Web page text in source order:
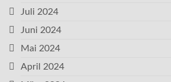
Juli 2024
Juni 2024
Mai 2024
April 2024